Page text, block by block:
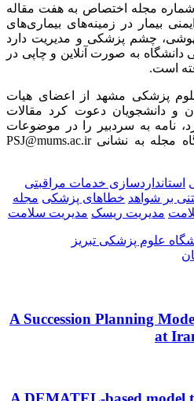
مجله اختصاص به هفت مقاله
بیمار در زمینه‌های بیماری‌های
چشم پزشکی و مدیریت دارد
به صورت آنلاین و چاپی در
است.
پزشکی مشهد از اعضای هیات
و دانشجویان دعوت کرد مقالات
نامه به سردبیر را در موضوعات
اعلام شده برای چاپ به پایگاه مجله به نشانی PSJ@mums.ac.ir
استانداردسازی خدمات مراقبتی
بر شواهد خطاهای پزشکی مجله
مدیریت ریسک مدیریت سلامت
علوم پزشکی تبریز
A Succession Planning
at